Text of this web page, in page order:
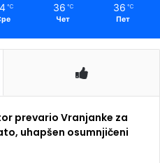
℃ 36 ℃
Чет
36 ℃
Пет
prevario Vranjanke za
uhapšen osumnjičeni